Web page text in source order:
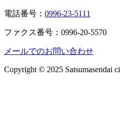
電話番号： 0996-23-5111
ファクス番号：0996-20-5570
メールでのお問い合わせ
Copyright © 2025 Satsumasendai